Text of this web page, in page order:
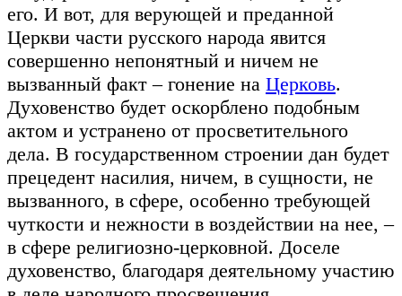
его. И вот, для верующей и преданной
Церкви части русского народа явится
совершенно непонятный и ничем не
вызванный факт – гонение на Церковь.
Духовенство будет оскорблено подобным
актом и устранено от просветительного
дела. В государственном строении дан будет
прецедент насилия, ничем, в сущности, не
вызванного, в сфере, особенно требующей
чуткости и нежности в воздействии на нее, –
в сфере религиозно-церковной. Доселе
духовенство, благодаря деятельному участию